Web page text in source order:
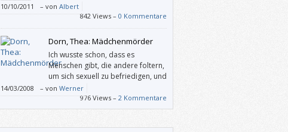
10/10/2011 – von Albert
842 Views – 0 Kommentare
Dorn, Thea: Mädchenmörder
Ich wusste schon, dass es
Menschen gibt, die andere foltern,
um sich sexuell zu befriedigen, und
welche, die dabei mithelfen.
Manche schauen auch gern dabei zu. Ich nicht.
14/03/2008 – von Werner
976 Views – 2 Kommentare